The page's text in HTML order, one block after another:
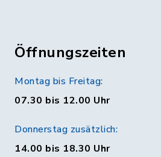
Öffnungszeiten
Montag bis Freitag:
07.30 bis 12.00 Uhr
Donnerstag zusätzlich:
14.00 bis 18.30 Uhr